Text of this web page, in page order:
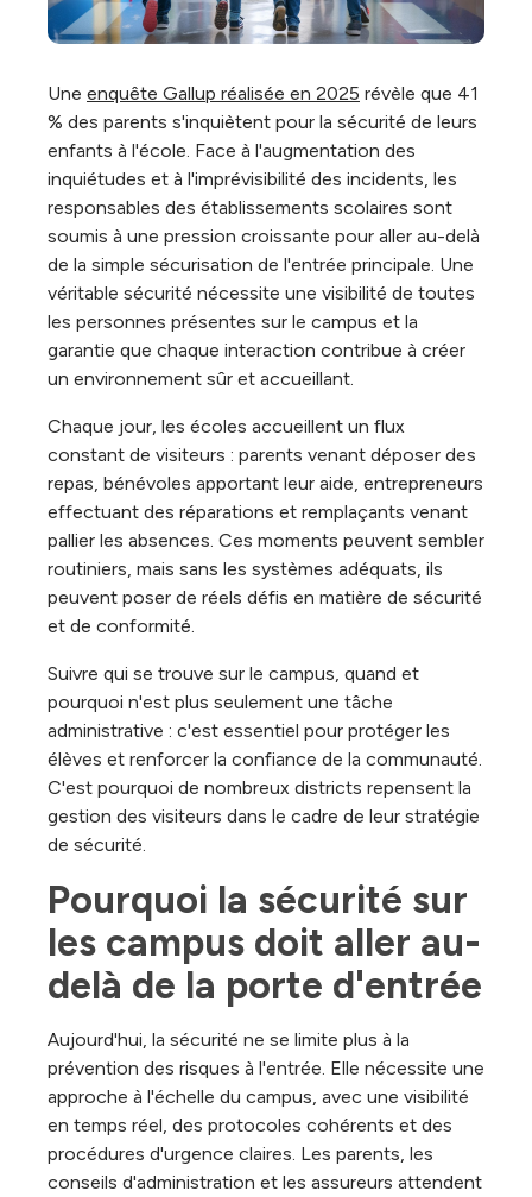
Une enquête Gallup réalisée en 2025 révèle que 41
% des parents s'inquiètent pour la sécurité de leurs
enfants à l'école. Face à l'augmentation des
inquiétudes et à l'imprévisibilité des incidents, les
responsables des établissements scolaires sont
soumis à une pression croissante pour aller au-delà
de la simple sécurisation de l'entrée principale. Une
véritable sécurité nécessite une visibilité de toutes
les personnes présentes sur le campus et la
garantie que chaque interaction contribue à créer
un environnement sûr et accueillant.
Chaque jour, les écoles accueillent un flux
constant de visiteurs : parents venant déposer des
repas, bénévoles apportant leur aide, entrepreneurs
effectuant des réparations et remplaçants venant
pallier les absences. Ces moments peuvent sembler
routiniers, mais sans les systèmes adéquats, ils
peuvent poser de réels défis en matière de sécurité
et de conformité.
Suivre qui se trouve sur le campus, quand et
pourquoi n'est plus seulement une tâche
administrative : c'est essentiel pour protéger les
élèves et renforcer la confiance de la communauté.
C'est pourquoi de nombreux districts repensent la
gestion des visiteurs dans le cadre de leur stratégie
de sécurité.
Pourquoi la sécurité sur
les campus doit aller au-
delà de la porte d'entrée
Aujourd'hui, la sécurité ne se limite plus à la
prévention des risques à l'entrée. Elle nécessite une
approche à l'échelle du campus, avec une visibilité
en temps réel, des protocoles cohérents et des
procédures d'urgence claires. Les parents, les
conseils d'administration et les assureurs attendent